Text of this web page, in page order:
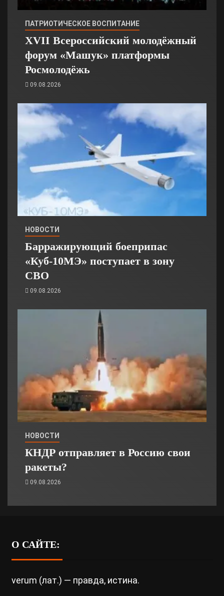
ПАТРИОТИЧЕСКОЕ ВОСПИТАНИЕ
XVII Всероссийский молодёжный
форум «Машук» платформы
Росмолодёжь
09.08.2026
НОВОСТИ
Барражирующий боеприпас
«Куб-10МЭ» поступает в зону
СВО
09.08.2026
НОВОСТИ
КНДР отправляет в Россию свои
ракеты?
09.08.2026
О САЙТЕ:
verum (лат.) — правда, истина.